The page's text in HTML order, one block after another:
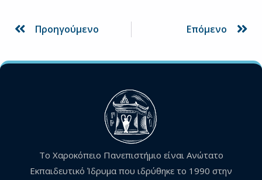
Προηγούμενο Επόμενο
Το Χαροκόπειο Πανεπιστήμιο είναι Ανώτατο
Εκπαιδευτικό Ίδρυμα που ιδρύθηκε το 1990 στην